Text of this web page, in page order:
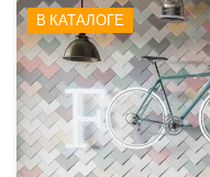
В КАТАЛОГЕ